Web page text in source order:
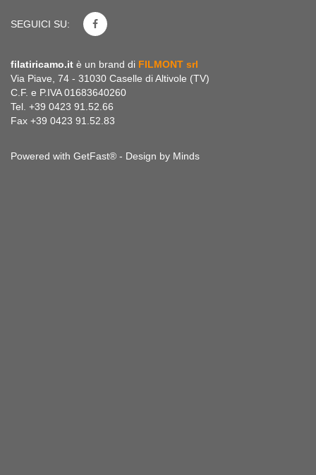
SEGUICI SU:
filatiricamo.it è un brand di FILMONT srl
Via Piave, 74 - 31030 Caselle di Altivole (TV)
C.F. e P.IVA 01683640260
Tel. +39 0423 91.52.66
Fax +39 0423 91.52.83
Powered with GetFast® - Design by Minds